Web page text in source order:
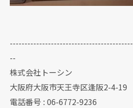
--
株式会社トーシン
大阪府大阪市天王寺区逢阪2-4-19
電話番号 : 06-6772-9236